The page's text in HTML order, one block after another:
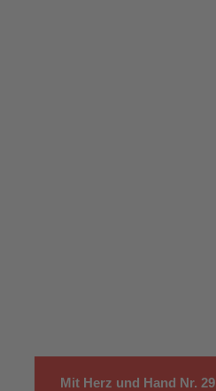
Mit Herz und Hand Nr. 29